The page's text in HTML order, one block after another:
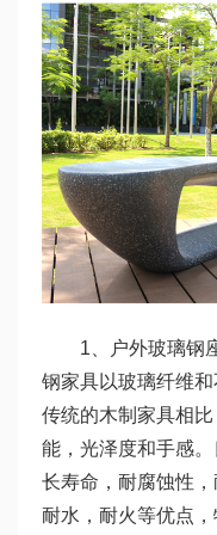
1、户外玻璃钢座
钢家具以玻璃纤维
传统的木制家具相
能，光泽度和手感
长寿命，耐腐蚀性
耐水，耐火等优点